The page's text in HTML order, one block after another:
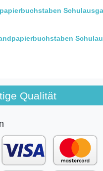
Qualität